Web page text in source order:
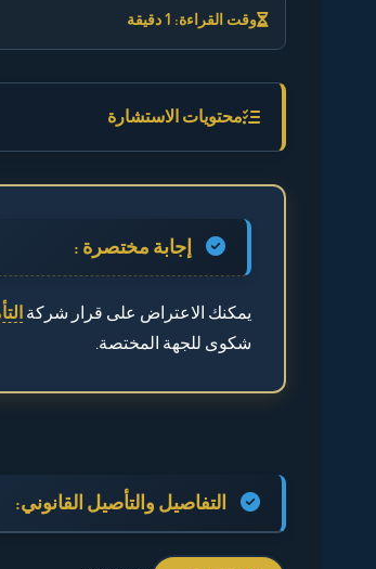
وقت القراءة: 1 دقيقة
محتويات الاستشارة
◄ إجابة مختصرة :
◄ التفاصيل والتأصيل القانوني:
◄ الخطوة الأولى: فهم سبب الرفض
◄ الخطوة الثانية: تقديم اعتراض
إجابة مختصرة :
يمكنك الاعتراض على قرار شركة
شكوى للجهة المختصة.
التفاصيل والتأصيل القانوني: